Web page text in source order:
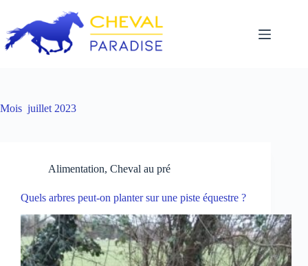
contenu
Mois juillet 2023
Alimentation, Cheval au pré
Quels arbres peut-on planter sur une piste équestre ?